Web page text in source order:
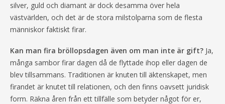
silver, guld och diamant är dock desamma över hela
västvärlden, och det är de stora milstolparna som de flesta
människor faktiskt firar.
Kan man fira bröllopsdagen även om man inte är gift? Ja,
många sambor firar dagen då de flyttade ihop eller dagen de
blev tillsammans. Traditionen är knuten till äktenskapet, men
firandet är knutet till relationen, och den finns oavsett juridisk
form. Räkna åren från ett tillfälle som betyder något för er,